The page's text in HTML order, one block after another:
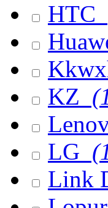
HTC
KZ
LG
Link